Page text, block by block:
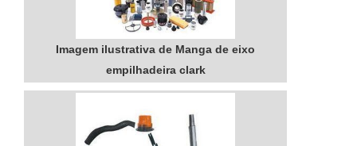
Imagem ilustrativa de Manga de eixo
empilhadeira clark